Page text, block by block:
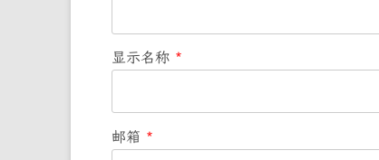
显示名称 *
邮箱 *